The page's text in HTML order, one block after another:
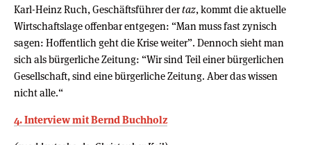
Karl-Heinz Ruch, Geschäftsführer dertaz, kommt die aktuelle
Wirtschaftslage offenbar entgegen: “Man muss fast zynisch
sagen: Hoffentlich geht die Krise weiter”. Dennoch sieht man
sich als bürgerliche Zeitung: “Wir sind Teil einer bürgerlichen
Gesellschaft, sind eine bürgerliche Zeitung. Aber das wissen
nicht alle.“
4. Interview mit Bernd Buchholz